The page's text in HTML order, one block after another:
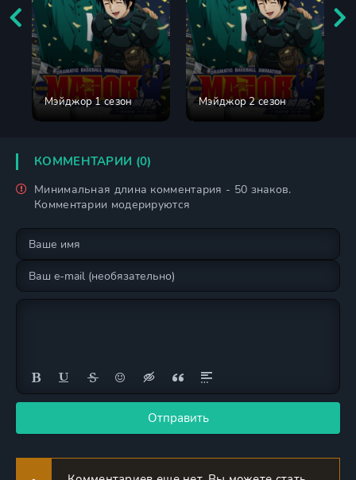
Мэйджор 1 сезон Мэйджор 2 сезон
КОММЕНТАРИИ (0)
Минимальная длина комментария - 50 знаков.
Комментарии модерируются
Отправить